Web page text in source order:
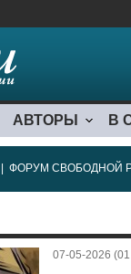
АВТОРЫ В
ФОРУМ СВОБОДНОЙ
07-05-2026